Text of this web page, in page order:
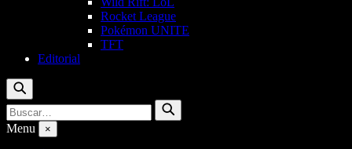
Rocket League
Pokémon UNITE
TFT
Editorial
Buscar
Buscar
por:
Buscar
Menu ×